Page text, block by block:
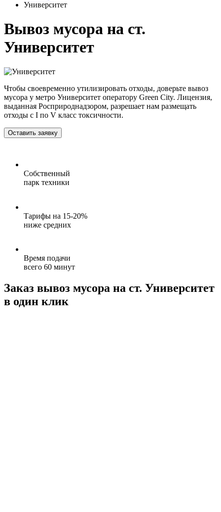
Университет
Вывоз мусора на ст.
Университет
Чтобы своевременно утилизировать отходы, доверьте вывоз
мусора у метро Университет оператору Green City. Лицензия,
выданная Росприроднадзором, разрешает нам размещать
отходы c I по V класс токсичности.
Оставить заявку
Собственный
парк техники
Тарифы на 15-20%
ниже средних
Время подачи
всего 60 минут
Заказ вывоз мусора на ст. Университет
в один клик